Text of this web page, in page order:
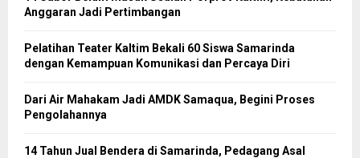
Anggaran Jadi Pertimbangan
Pelatihan Teater Kaltim Bekali 60 Siswa Samarinda
dengan Kemampuan Komunikasi dan Percaya Diri
Dari Air Mahakam Jadi AMDK Samaqua, Begini Proses
Pengolahannya
14 Tahun Jual Bendera di Samarinda, Pedagang Asal